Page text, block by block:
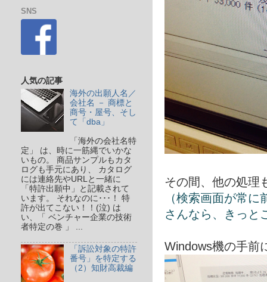
その間、他の処理
（検索画面が常
さんなら、きっと
Windows機の手前
SNS
人気の記事
海外の出願人名／
会社名 － 商標と
商号・屋号、そし
て「dba」
「海外の会社名特
定」 は、時に一筋縄でいかな
いもの。 商品サンプルもカタ
ログも手元にあり、 カタログ
には連絡先やURLと一緒に
「特許出願中」と記載されて
います。 それなのに･･･！ 特
許が出てこない！！(泣) は
い、「 ベンチャー企業の技術
者特定の巻 」 ...
「訴訟対象の特許
番号」を特定する
（2）知財高裁編